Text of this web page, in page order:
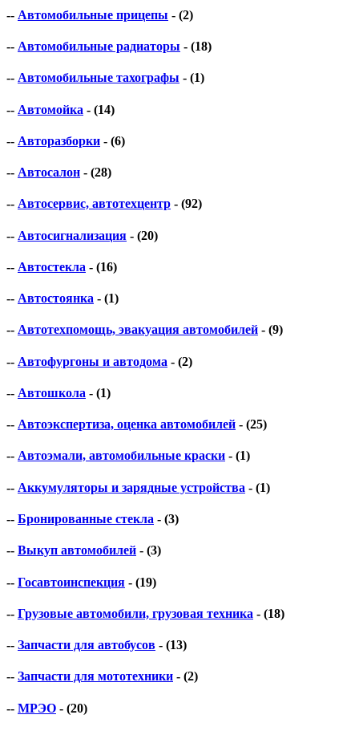
-- Автомобильные прицепы - (2)
-- Автомобильные радиаторы - (18)
-- Автомобильные тахографы - (1)
-- Автомойка - (14)
-- Авторазборки - (6)
-- Автосалон - (28)
-- Автосервис, автотехцентр - (92)
-- Автосигнализация - (20)
-- Автостекла - (16)
-- Автостоянка - (1)
-- Автотехпомощь, эвакуация автомобилей - (9)
-- Автофургоны и автодома - (2)
-- Автошкола - (1)
-- Автоэкспертиза, оценка автомобилей - (25)
-- Автоэмали, автомобильные краски - (1)
-- Аккумуляторы и зарядные устройства - (1)
-- Бронированные стекла - (3)
-- Выкуп автомобилей - (3)
-- Госавтоинспекция - (19)
-- Грузовые автомобили, грузовая техника - (18)
-- Запчасти для автобусов - (13)
-- Запчасти для мототехники - (2)
-- МРЭО - (20)